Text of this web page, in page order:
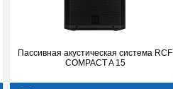
Пассивная акустическая система RCF
COMPACT A 15